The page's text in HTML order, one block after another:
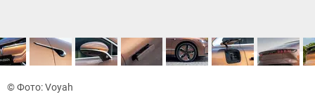
© Фото: Voyah